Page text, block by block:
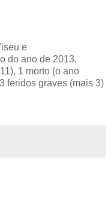
e
do ano de 2013,
1 morto (o ano
feridos graves (mais 3)